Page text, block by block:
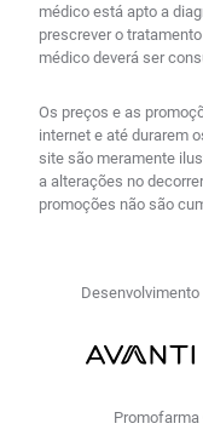
médico está apto a
prescrever o
médico deverá ser
Os preços e as
internet e até durarem
site são meramente
a alterações no
promoções não são
Desenvolvimento